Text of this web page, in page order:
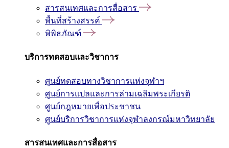
สารสนเทศและการสื่อสาร
พื้นที่สร้างสรรค์
พิพิธภัณฑ์
บริการทดสอบและวิชาการ
ศูนย์ทดสอบทางวิชาการแห่งจุฬาฯ
ศูนย์การแปลและการล่ามเฉลิมพระเกียรติ
ศูนย์กฎหมายเพื่อประชาชน
ศูนย์บริการวิชาการแห่งจุฬาลงกรณ์มหาวิทยาลัย
สารสนเทศและการสื่อสาร